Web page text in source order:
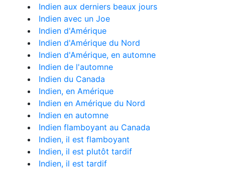
Indien aux derniers beaux jours
Indien avec un Joe
Indien d'Amérique
Indien d'Amérique du Nord
Indien d'Amérique, en automne
Indien de l'automne
Indien du Canada
Indien, en Amérique
Indien en Amérique du Nord
Indien en automne
Indien flamboyant au Canada
Indien, il est flamboyant
Indien, il est plutôt tardif
Indien, il est tardif